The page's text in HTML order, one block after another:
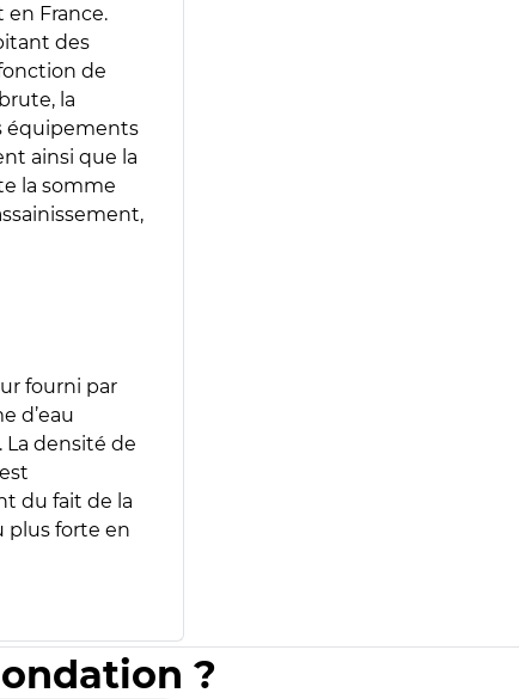
en France.
des
de
la
équipements
ainsi que la
la somme
fourni par
d’eau
La densité de
du fait de la
plus forte en
?